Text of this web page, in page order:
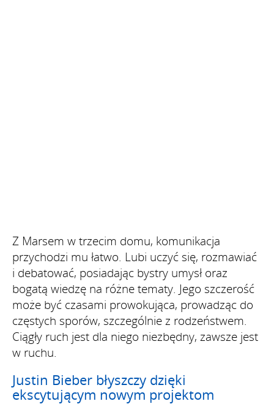
Z Marsem w trzecim domu, komunikacja
przychodzi mu łatwo. Lubi uczyć się, rozmawiać
i debatować, posiadając bystry umysł oraz
bogatą wiedzę na różne tematy. Jego szczerość
może być czasami prowokująca, prowadząc do
częstych sporów, szczególnie z rodzeństwem.
Ciągły ruch jest dla niego niezbędny, zawsze jest
w ruchu.
Justin Bieber błyszczy dzięki
ekscytującym nowym projektom